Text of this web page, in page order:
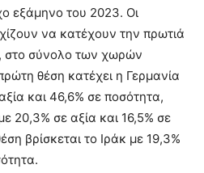
εξάμηνο του 2023. Οι
να κατέχουν την πρωτιά
στο σύνολο των χωρών
θέση κατέχει η Γερμανία
και 46,6% σε ποσότητα,
20,3% σε αξία και 16,5% σε
βρίσκεται το Ιράκ με 19,3%